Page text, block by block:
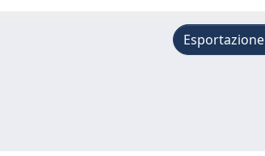
Esportazione